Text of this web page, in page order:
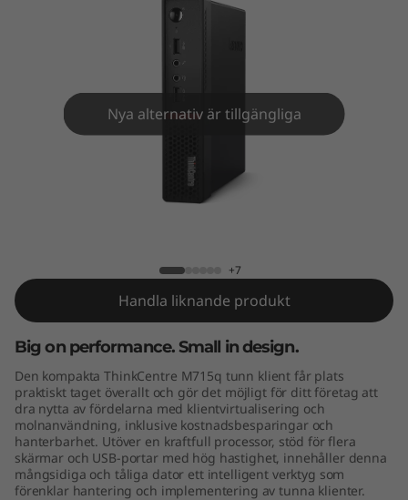
n
y
Nya alternativ är tillgängliga
+7
Handla liknande produkt
Big on performance. Small in design.
Den kompakta ThinkCentre M715q tunn klient får plats
praktiskt taget överallt och gör det möjligt för ditt företag att
dra nytta av fördelarna med klientvirtualisering och
molnanvändning, inklusive kostnadsbesparingar och
hanterbarhet. Utöver en kraftfull processor, stöd för flera
skärmar och USB-portar med hög hastighet, innehåller denna
mångsidiga och tåliga dator ett intelligent verktyg som
förenklar hantering och implementering av tunna klienter.